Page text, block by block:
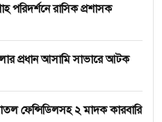
পরিদর্শনে রাসিক প্রশাসক
প্রধান আসামি সাভারে আটক
ফেন্সিডিলসহ ২ মাদক কারবারি